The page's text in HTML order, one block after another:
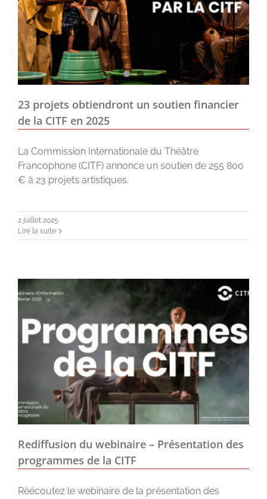
23 projets obtiendront un soutien financier
de la CITF en 2025
La Commission Internationale du Théâtre
Francophone (CITF) annonce un soutien de 255 800
€ à 23 projets artistiques.
2 juillet 2025
Lire la suite
Rediffusion du webinaire – Présentation des
programmes de la CITF
Réécoutez le webinaire de la présentation des